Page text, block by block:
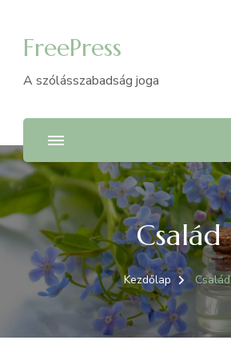
FreePress
A szólásszabadság joga
Család
Kezdőlap Család